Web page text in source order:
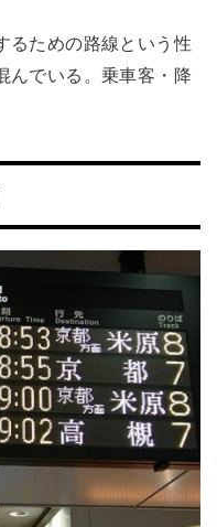
るための路線という性
んでいる。乗車客・降